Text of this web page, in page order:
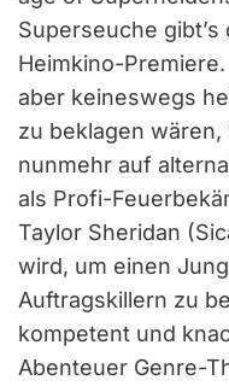
Superseuche
Heimkino-
aber keineswegs
zu beklagen
nunmehr auf
als Profi-
Taylor Sheridan
wird, um einen
Auftragskillern zu
kompetent und
Abenteuer Genre-